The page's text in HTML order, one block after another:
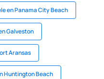
en Panama City Beach
Galveston
Aransas
Huntington Beach